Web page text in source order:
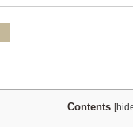
Contents [